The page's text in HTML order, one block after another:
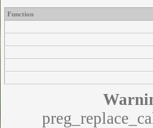
Function